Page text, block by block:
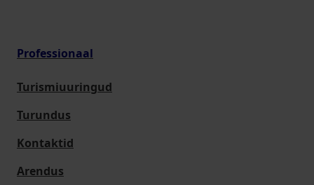
Professionaal
Turismiuuringud
Turundus
Kontaktid
Arendus